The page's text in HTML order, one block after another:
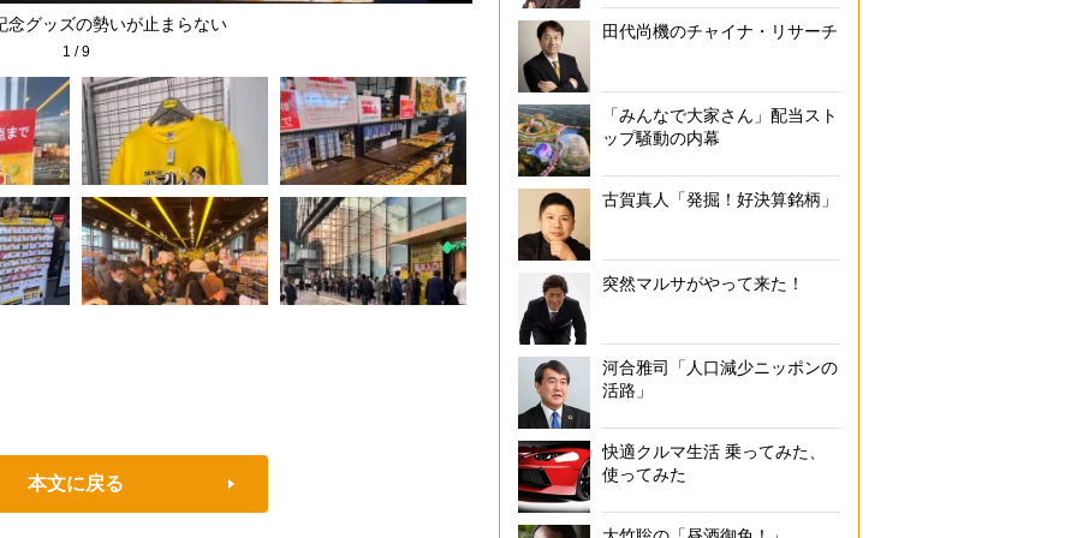
念グッズの勢いが止まらない 「おひとり様2点まで」でも品切れ状態に
1 /9
本文に戻る
田代尚機のチャイナ・リサーチ
「みんなで大家さん」配当スト
ップ騒動の内幕
古賀真人「発掘！好決算銘柄」
突然マルサがやって来た！
河合雅司「人口減少ニッポンの
活路」
快適クルマ生活 乗ってみた、
使ってみた